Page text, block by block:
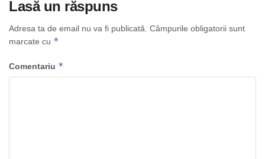
Lasă un răspuns
Adresa ta de email nu va fi publicată. Câmpurile obligatorii sunt
marcate cu *
Comentariu *